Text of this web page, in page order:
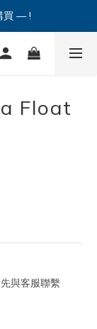
買 — !
買 — !
🎫
Float
與客服聯繫